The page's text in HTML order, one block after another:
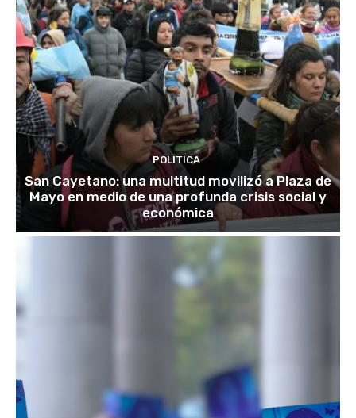
POLITICA
San Cayetano: una multitud movilizó a Plaza de
Mayo en medio de una profunda crisis social y
económica